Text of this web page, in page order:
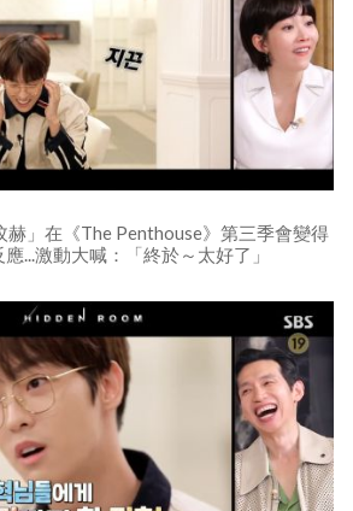
」在《The Penthouse》第三季會變得
...激動大喊：「終於～太好了」